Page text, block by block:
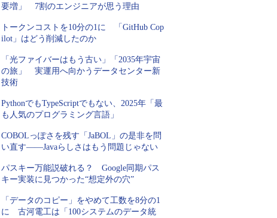
要増」 7割のエンジニアが思う理由
トークンコストを10分の1に 「GitHub Cop
ilot」はどう削減したのか
「光ファイバーはもう古い」「2035年宇宙
の旅」 実運用へ向かうデータセンター新
技術
PythonでもTypeScriptでもない、2025年「最
も人気のプログラミング言語」
COBOLっぽさを残す「JaBOL」の是非を問
い直す――Javaらしさはもう問題じゃない
パスキー万能説破れる？ Google同期パス
キー実装に見つかった“想定外の穴”
「データのコピー」をやめて工数を8分の1
に 古河電工は「100システムのデータ統